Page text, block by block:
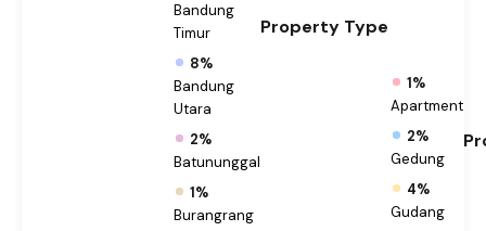
Bandung
Timur
8%
Bandung
Utara
2%
Batununggal
1%
Burangrang
Property Type
1%
Apartment
2%
Gedung
4%
Gudang